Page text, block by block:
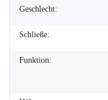
Geschlecht:
Schließe:
Funktion: